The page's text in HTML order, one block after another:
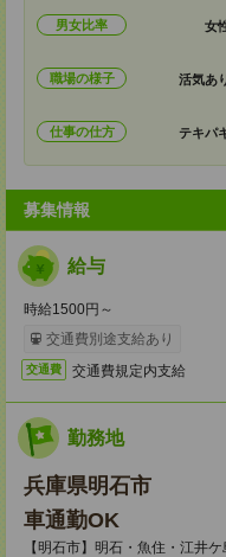
男女比率 女
職場の様子 活気あ
仕事の仕方 テキパ
募集情報
給与
時給1500円～
交通費別途支給あり
交通費 交通費規定内支給
勤務地
兵庫県明石市
車通勤OK
【明石市】明石・魚住・江井